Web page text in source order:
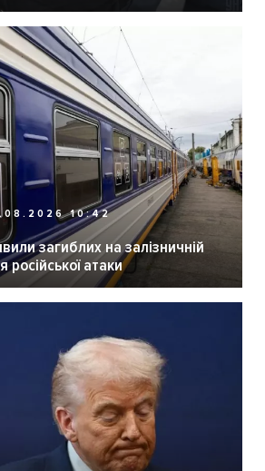
10:42
загиблих на залізничній
російської атаки